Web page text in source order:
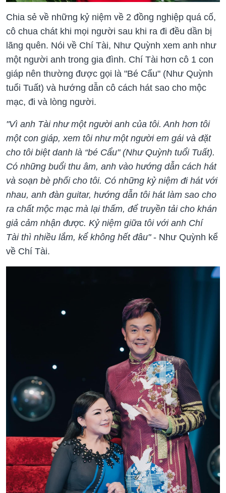
Chia sẻ về những kỷ niệm về 2 đồng nghiệp quá cố,
cô chua chát khi mọi người sau khi ra đi đều dần bị
lãng quên. Nói về Chí Tài, Như Quỳnh xem anh như
một người anh trong gia đình. Chí Tài hơn cô 1 con
giáp nên thường được gọi là "Bé Cẩu" (Như Quỳnh
tuổi Tuất) và hướng dẫn cô cách hát sao cho mộc
mạc, đi và lòng người.
"Vì anh Tài như một người anh của tôi. Anh hơn tôi
một con giáp, xem tôi như một người em gái và đặt
cho tôi biệt danh là “bé Cẩu" (Như Quỳnh tuổi Tuất).
Có những buổi thu âm, anh vào hướng dẫn cách hát
và soạn bè phối cho tôi. Có những kỷ niệm đi hát với
nhau, anh đàn guitar, hướng dẫn tôi hát làm sao cho
ra chất mộc mạc mà lại thấm, để truyền tải cho khán
giả cảm nhận được. Kỷ niệm giữa tôi với anh Chí
Tài thì nhiều lắm, kể không hết đâu"- Như Quỳnh kể
về Chí Tài.